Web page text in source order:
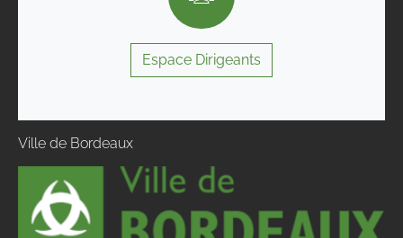
Espace Dirigeants
Ville de Bordeaux